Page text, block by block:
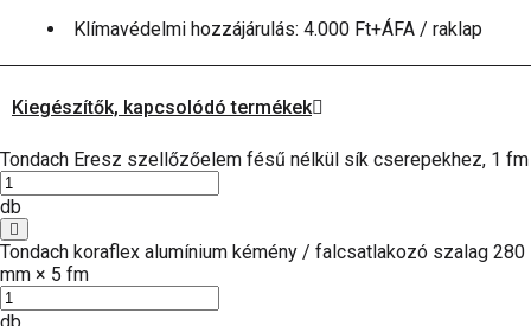
Klímavédelmi hozzájárulás: 4.000 Ft+ÁFA / raklap
Kiegészítők, kapcsolódó termékek
Tondach Eresz szellőzőelem fésű nélkül sík cserepekhez, 1 fm
db
Tondach koraflex alumínium kémény / falcsatlakozó szalag 280
mm × 5 fm
db